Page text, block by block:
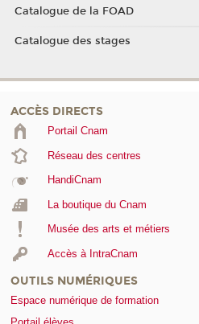
Catalogue de la FOAD
Catalogue des stages
ACCÈS DIRECTS
Portail Cnam
Réseau des centres
HandiCnam
La boutique du Cnam
Musée des arts et métiers
Accès à IntraCnam
OUTILS NUMÉRIQUES
Espace numérique de formation